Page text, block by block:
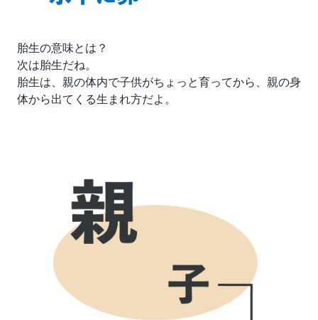
胎生の意味とは？
次は胎生だね。
胎生は、親の体内で子供がちょっと育ってから、親の身
体から出てくる生まれ方だよ。